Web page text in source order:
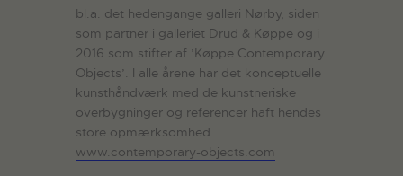
bl.a. det hedengange galleri Nørby, siden
som partner i galleriet Drud & Køppe og i
2016 som stifter af ’Køppe Contemporary
Objects’. I alle årene har det konceptuelle
kunsthåndværk med de kunstneriske
overbygninger og referencer haft hendes
store opmærksomhed.
www.contemporary-objects.com